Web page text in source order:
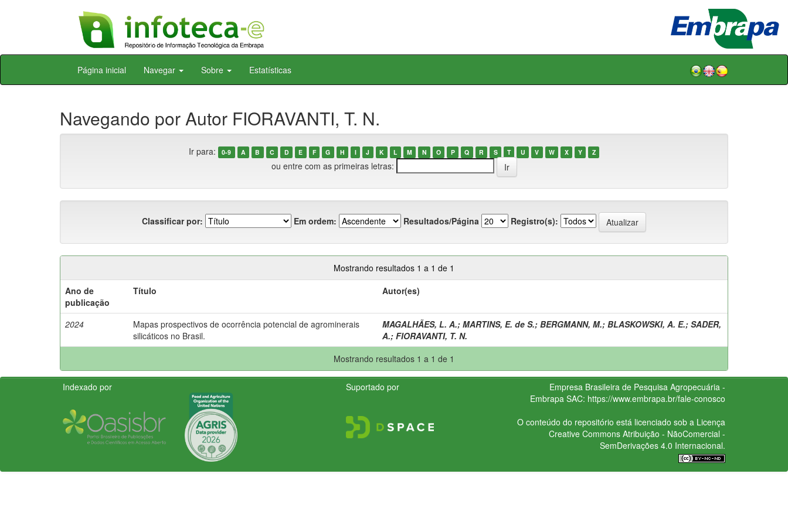
Skip
Página inicial Navegar Sobre Estatísticas
Navegando por Autor FIORAVANTI, T. N.
Ir para: 0-9 A B C D E F G H I J K L M N O P Q R S T U V W X Y Z
ou entre com as primeiras letras:
Classificar por: Em ordem: Resultados/Página Registro(s):
Mostrando resultados 1 a 1 de 1
Ano de
publicação
Título Autor(es)
2024
Mapas prospectivos de ocorrência potencial de agrominerais
silicáticos no Brasil.
MAGALHÃES, L. A.; MARTINS, E. de S.; BERGMANN, M.; BLASKOWSKI, A. E.; SADER,
A.; FIORAVANTI, T. N.
Mostrando resultados 1 a 1 de 1
Indexado por Suportado por
Empresa Brasileira de Pesquisa Agropecuária -
Embrapa SAC: https://www.embrapa.br/fale-conosco
O conteúdo do repositório está licenciado sob a Licença
Creative CommonsAtribuição - NãoComercial -
SemDerivações 4.0 Internacional.